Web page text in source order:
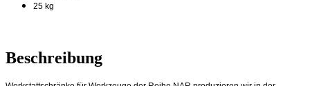
25 kg
Beschreibung